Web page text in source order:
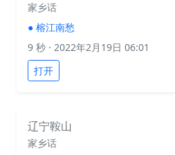
家乡话
● 榕江南愁
9 秒 · 2022年2月19日 06:01
打开
辽宁鞍山
家乡话